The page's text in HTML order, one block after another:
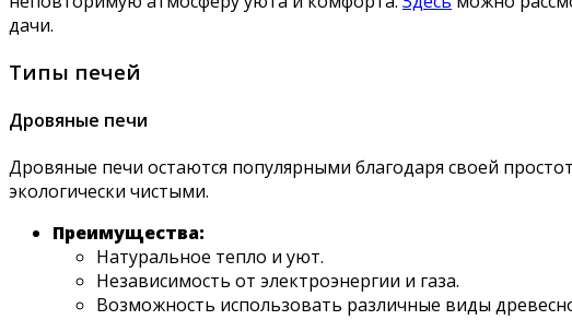
дачи.
Типы печей
Дровяные печи
Дровяные печи остаются популярными благодаря своей
экологически чистыми.
Преимущества:
Натуральное тепло и уют.
Независимость от электроэнергии и газа.
Возможность использовать различные виды